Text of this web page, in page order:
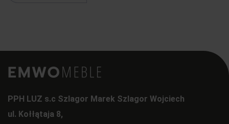
PPH LUZ s.c Szlagor Marek Szlagor Wojciech
ul. Kołłątaja 8,